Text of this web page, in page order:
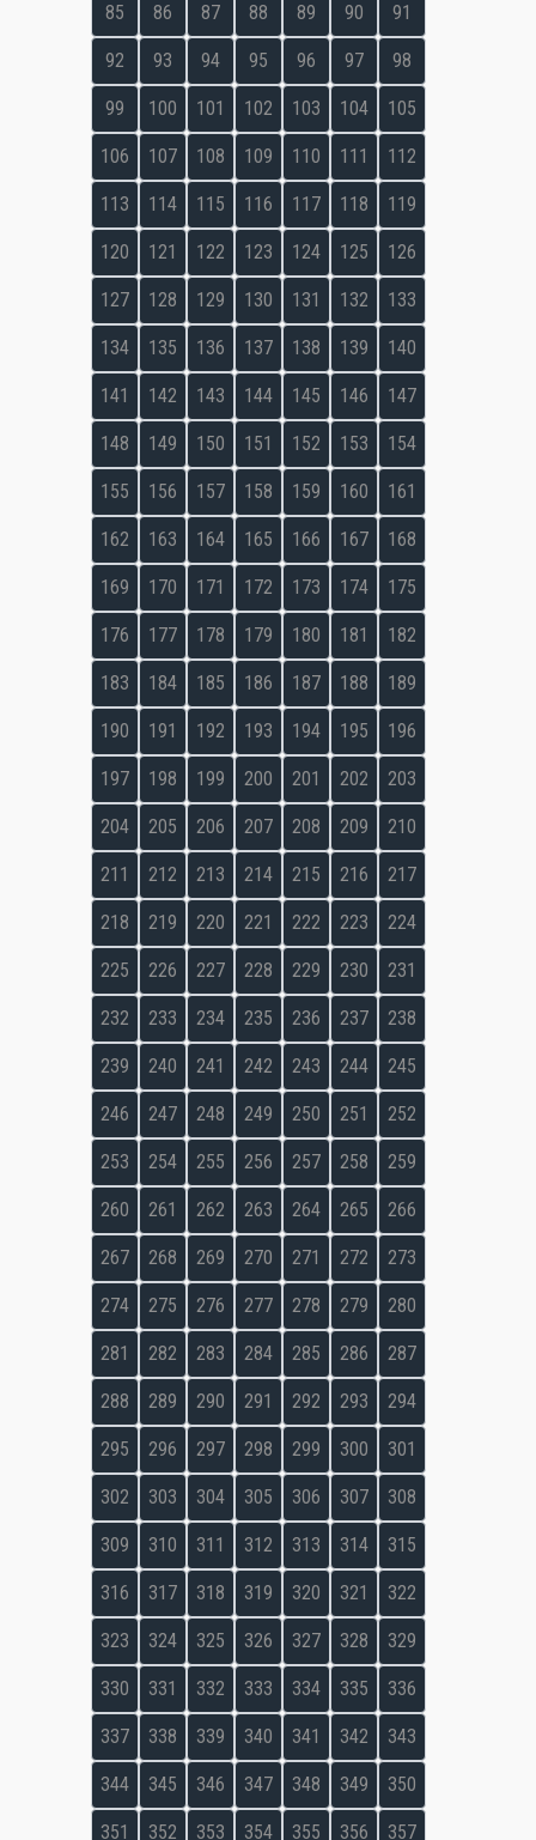
85 86 87 88 89 90 91
92 93 94 95 96 97 98
99 100 101 102 103 104 105
106 107 108 109 110 111 112
113 114 115 116 117 118 119
120 121 122 123 124 125 126
127 128 129 130 131 132 133
134 135 136 137 138 139 140
141 142 143 144 145 146 147
148 149 150 151 152 153 154
155 156 157 158 159 160 161
162 163 164 165 166 167 168
169 170 171 172 173 174 175
176 177 178 179 180 181 182
183 184 185 186 187 188 189
190 191 192 193 194 195 196
197 198 199 200 201 202 203
204 205 206 207 208 209 210
211 212 213 214 215 216 217
218 219 220 221 222 223 224
225 226 227 228 229 230 231
232 233 234 235 236 237 238
239 240 241 242 243 244 245
246 247 248 249 250 251 252
253 254 255 256 257 258 259
260 261 262 263 264 265 266
267 268 269 270 271 272 273
274 275 276 277 278 279 280
281 282 283 284 285 286 287
288 289 290 291 292 293 294
295 296 297 298 299 300 301
302 303 304 305 306 307 308
309 310 311 312 313 314 315
316 317 318 319 320 321 322
323 324 325 326 327 328 329
330 331 332 333 334 335 336
337 338 339 340 341 342 343
344 345 346 347 348 349 350
351 352 353 354 355 356 357